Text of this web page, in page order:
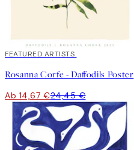
40%*
FEATURED ARTISTS
Rosanna Corfe - Daffodils Poster
Ab 14,67 €24,45 €